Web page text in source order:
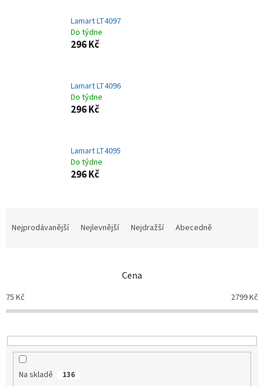
Lamart LT4097
Do týdne
296 Kč
Lamart LT4096
Do týdne
296 Kč
Lamart LT4095
Do týdne
296 Kč
p
r
o
u
Nejprodávanější Nejlevnější Nejdražší Abecedně
Cena
75 Kč 2799Kč
Na skladě 136